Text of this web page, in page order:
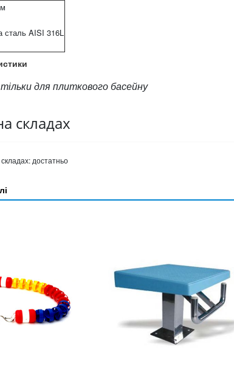
сталь AISI 316L
для плиткового басейну
складах
достатньо